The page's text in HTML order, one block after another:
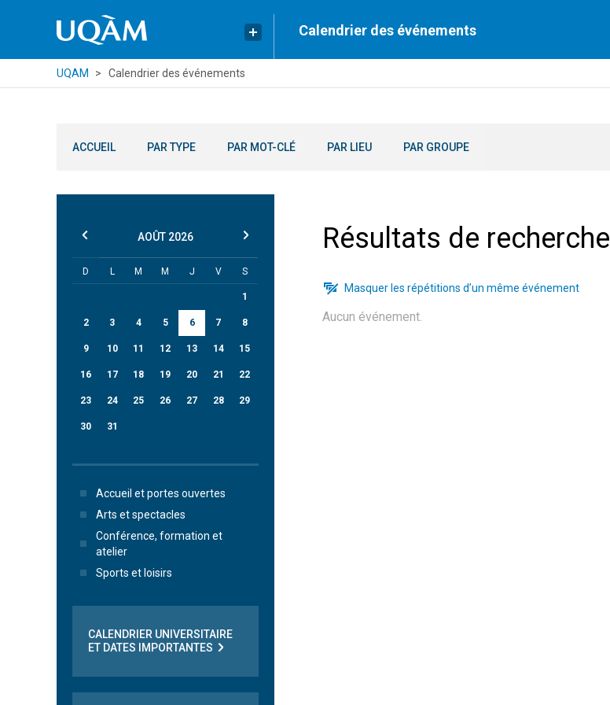
Calendrier des événements
UQAM Calendrier des événements
ACCUEIL PAR TYPE PAR MOT-CLÉ PAR LIEU PAR GROUPE
Résultats de recherche
Masquer les répétitions d’un même événement
Aucun événement.
AOÛT 2026
D L M M J V S
1
2 3 4 5 6 7 8
9 10 11 12 13 14 15
16 17 18 19 20 21 22
23 24 25 26 27 28 29
30 31
Accueil et portes ouvertes
Arts et spectacles
Conférence, formation et
atelier
Sports et loisirs
CALENDRIER UNIVERSITAIRE
ET DATES IMPORTANTES